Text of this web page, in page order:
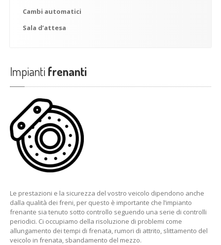
Cambi automatici
Sala d’attesa
Impianti frenanti
Le prestazioni e la sicurezza del vostro veicolo dipendono anche
dalla qualità dei freni, per questo è importante che l’impianto
frenante sia tenuto sotto controllo seguendo una serie di controlli
periodici. Ci occupiamo della risoluzione di problemi come
allungamento dei tempi di frenata, rumori di attrito, slittamento del
veicolo in frenata, sbandamento del mezzo.